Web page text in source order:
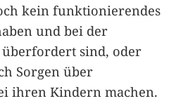
kein funktionierendes
und bei der
überfordert sind, oder
Sorgen über
ihren Kindern machen.